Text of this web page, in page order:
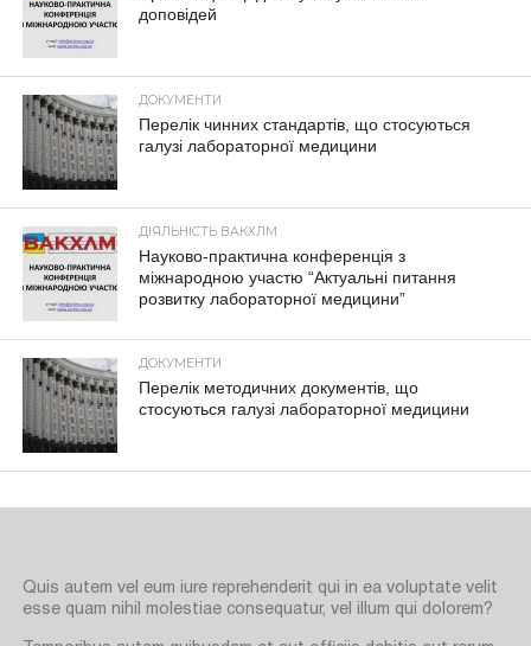
доповідей
ДОКУМЕНТИ
Перелік чинних стандартів, що стосуються
галузі лабораторної медицини
ДІЯЛЬНІСТЬ ВАКХЛМ
Науково-практична конференція з
міжнародною участю “Актуальні питання
розвитку лабораторної медицини”
ДОКУМЕНТИ
Перелік методичних документів, що
стосуються галузі лабораторної медицини
Quis autem vel eum iure reprehenderit qui in ea voluptate velit
esse quam nihil molestiae consequatur, vel illum qui dolorem?